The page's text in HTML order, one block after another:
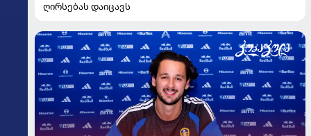
ღირსებას დაიცავს